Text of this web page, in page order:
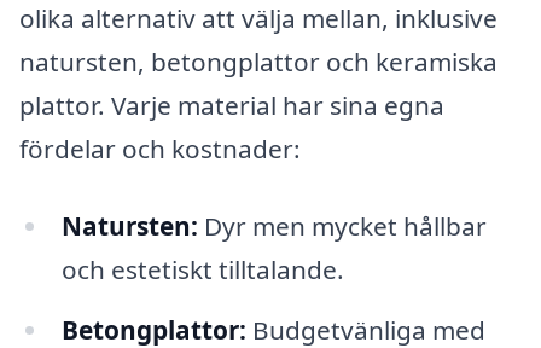
olika alternativ att välja mellan, inklusive
natursten, betongplattor och keramiska
plattor. Varje material har sina egna
fördelar och kostnader:
Natursten: Dyr men mycket hållbar
och estetiskt tilltalande.
Betongplattor: Budgetvänliga med